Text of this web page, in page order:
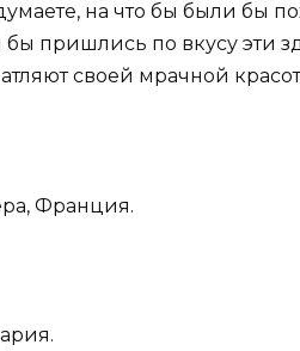
на что бы были бы
пришлись по вкусу эти
своей мрачной
Франция.